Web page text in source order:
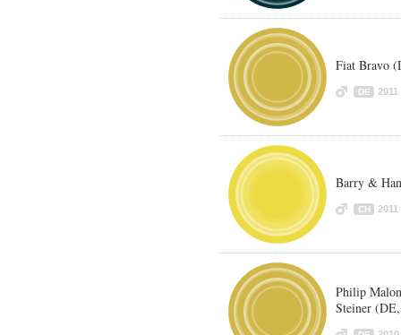
Fiat Bravo
DE 2011
Barry &
CH 2011
Philip
Steiner